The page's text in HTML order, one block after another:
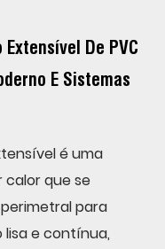
De PVC
E Sistemas
é uma
que se
para
e contínua,